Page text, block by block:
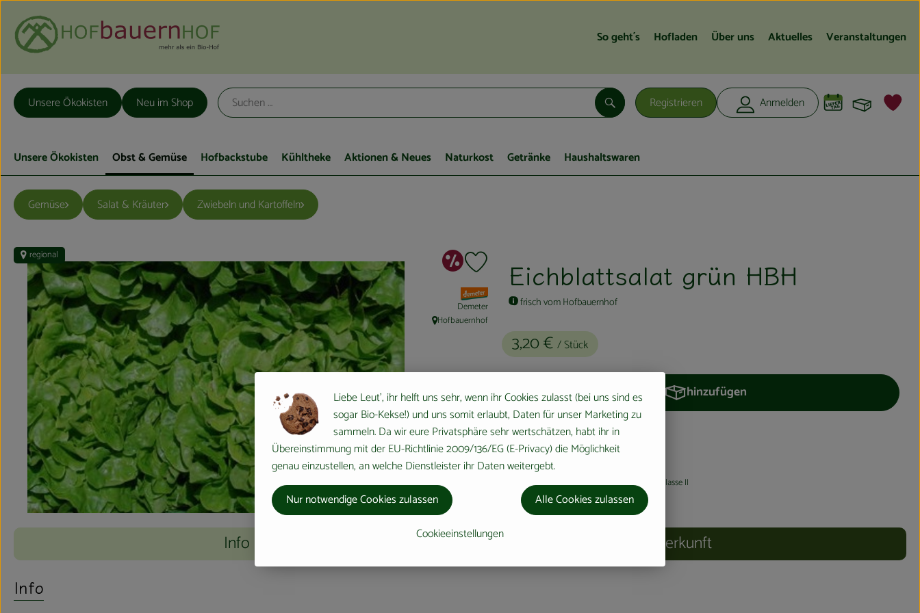
So geht´s Hofladen Über uns Aktuelles Veranstaltungen
Registrieren Anmelden
Suchen
Unsere Ökokisten Neu im Shop
Unsere Ökokisten Obst & Gemüse Hofbackstube Kühltheke Aktionen & Neues Naturkost Getränke Haushaltswaren
Gemüse Salat & Kräuter Zwiebeln und Kartoffeln
Eichblattsalat grün HBH
frisch vom Hofbauernhof
3,20 € / Stück
regional
Produkt zu Favouriten hinzufügen
Sonderangebot
, Verband:
Demeter
, Herkunft:
Hofbauernhof
hinzufügen
Produkt zum Warenkorb hinzufügen
Stück
3,20 €/ Stück 7% MwSt Handelsklasse II
Info Herkunft
Info
Liebe Leut', ihr helft uns sehr, wenn ihr Cookies zulasst (bei uns sind es
sogar Bio-Kekse!) und uns somit erlaubt, Daten für unser Marketing zu
sammeln. Da wir eure Privatsphäre sehr wertschätzen, habt ihr in
Übereinstimmung mit der EU-Richtlinie 2009/136/EG (E-Privacy) die Möglichkeit
genau einzustellen, an welche Dienstleister ihr Daten weitergebt.
Cookieeinstellungen
Nur notwendige Cookies zulassen Alle Cookies zulassen